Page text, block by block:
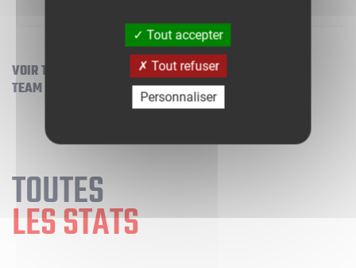
VOIR TOUT LE
TEAM FRANCE BASKET
TOUTES
LES STATS
Tout accepter
Tout refuser
Personnaliser